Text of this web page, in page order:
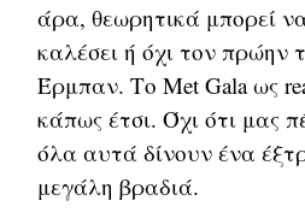
άρα, θεωρητικά μπορεί
καλέσει ή όχι τον πρώην
Έρμπαν. Το Met Gala ως
κάπως έτσι. Όχι ότι μας
όλα αυτά δίνουν ένα
μεγάλη βραδιά.